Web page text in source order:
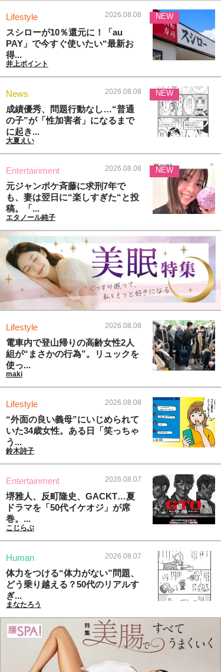
Lifestyle 2026.08.08
スシローが10％還元に！「au
PAY」で今すぐ使いたい“最新お
得...
井上ポイント
NEW
News 2026.08.08
成績優秀、問題行動なし…“普通
の子”が「性加害者」になるまで
に起き...
大夏えい
NEW
Entertainment 2026.08.08
元ジャンポケ斉藤に求刑7年で
も、妻は翌日に“楽しすぎた“と投
稿。「...
エタノール純子
NEW
Lifestyle 2026.08.08
電車内で登山帰りの高齢女性2人
組が“まさかの行為”。リュックを
使っ...
maki
Lifestyle 2026.08.08
“外面の良い義母”にいじめられて
いた34歳女性。ある日「笑っちゃ
う...
鈴木詩子
Entertainment 2026.08.07
堺雅人、反町隆史、GACKT…夏
ドラマを「50代イケオジ」が席
巻。...
こじらぶ
Human 2026.08.07
体力をつける“体力がない”問題、
どう乗り越える？50代のリアルす
ぎ...
まなたろう